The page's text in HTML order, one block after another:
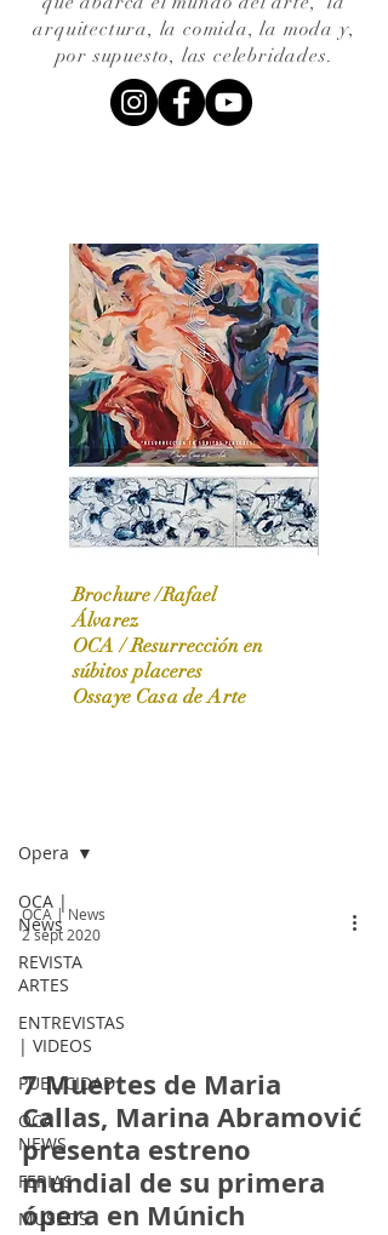
arquitectura, la comida, la moda y,
por supuesto, las celebridades.
OCA|News 31 / Marzo-Abril / 2024
Brochure /Rafael
Álvarez
OCA /Resurrección en
súbitos placeres
Ossaye Casa de Arte
OCA |
News
REVISTA
ARTES
ENTREVISTAS
| VIDEOS
PUBLICIDAD
OCA
NEWS
FERIAS
MUSEOS
Opera
7 Muertes de Maria
Callas, Marina Abramović
presenta estreno
mundial de su primera
ópera en Múnich
OCA | News
2 sept 2020